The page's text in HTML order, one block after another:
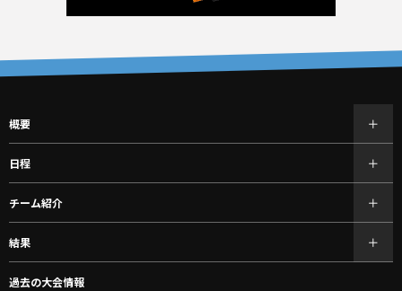
概要
日程
チーム紹介
結果
過去の大会情報